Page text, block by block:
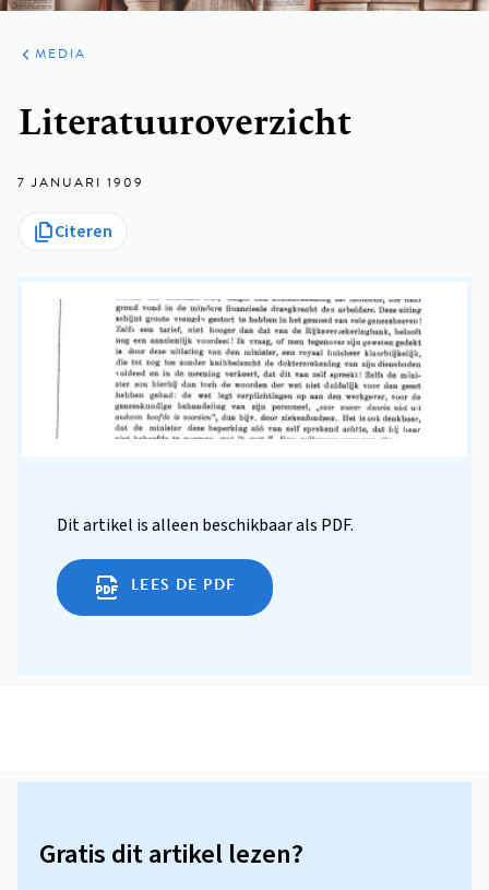
ARTIKELEN
VARIA
MEDIA
Literatuuroverzicht
7 JANUARI 1909
Citeren
Dit artikel is alleen beschikbaar als PDF.
LEES DE PDF
Gratis dit artikel lezen?